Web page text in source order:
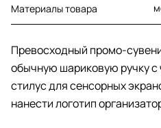
Материалы товара
Превосходный промо-
обычную шариковую ручку
стилус для сенсорных
нанести логотип